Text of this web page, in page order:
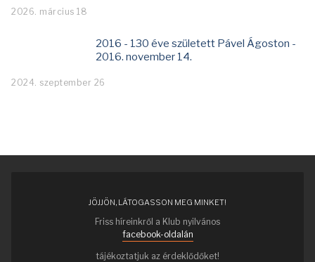
2026. március 18
2016 - 130 éve született Pável Ágoston -
2016. november 14.
2024. szeptember 26
JÖJJÖN, LÁTOGASSON MEG MINKET!
Friss híreinkről a Klub nyilvános
facebook-oldalán
tájékoztatjuk az érdeklődőket!